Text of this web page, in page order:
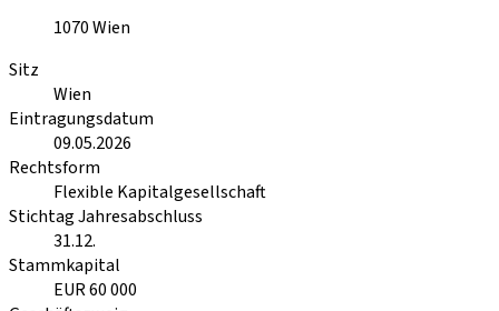
1070Wien
Sitz
Wien
Eintragungsdatum
09.05.2026
Rechtsform
Flexible Kapitalgesellschaft
Stichtag Jahresabschluss
31.12.
Stammkapital
EUR 60 000